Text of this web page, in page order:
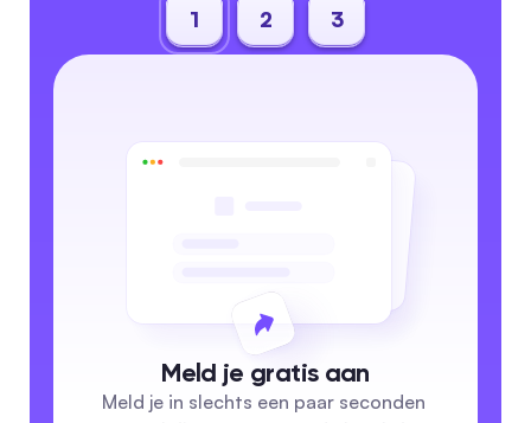
1 2 3
Meld je gratis aan
Meld je in slechts een paar seconden